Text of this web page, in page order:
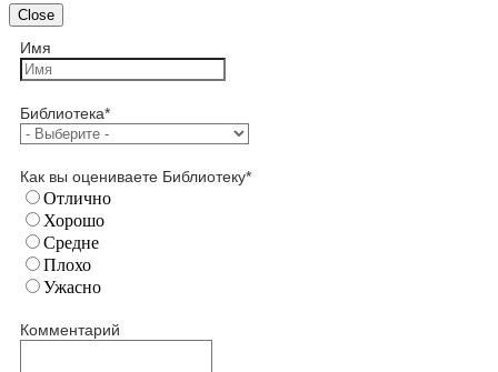
Close
Имя
Библиотека*
Как вы оцениваете Библиотеку*
Отлично
Хорошо
Средне
Плохо
Ужасно
Комментарий